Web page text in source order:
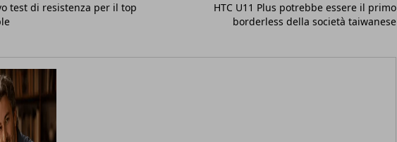
test di resistenza per il top
HTC U11 Plus potrebbe essere il primo
borderless della società taiwanese